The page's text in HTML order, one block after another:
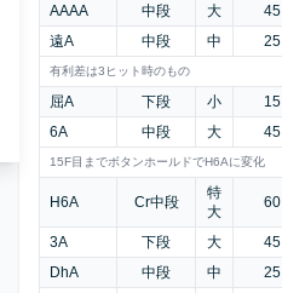
AAAA 中段 大 45
遠A
中段 中 25
有利差は3ヒット時のもの
屈A 下段 小 15
6A
中段 大 45
15F目までボタンホールドでH6Aに変化
H6A Cr中段
特
大
60
3A 下段 大 45
DhA
中段 中 25